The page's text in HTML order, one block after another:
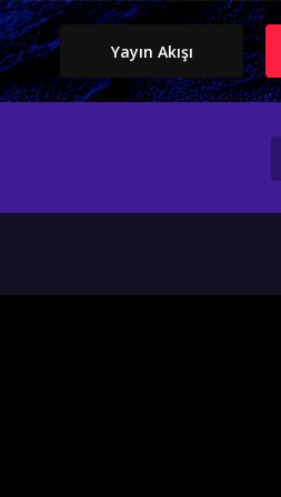
Yayın Akışı